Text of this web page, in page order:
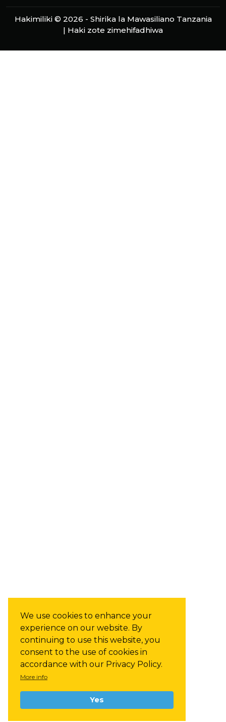
We use cookies to enhance your
experience on our website. By
continuing to use this website, you
consent to the use of cookies in
accordance with our Privacy Policy.
More info
Yes
Hakimiliki © 2026 - Shirika la Mawasiliano Tanzania
| Haki zote zimehifadhiwa